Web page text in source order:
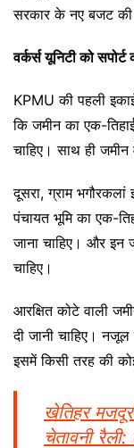
सरकार के नए बजट की
वर्कर्स यूनिटी को
KPMU की पहली
कि जमीन का एक-
चाहिए। साथ ही जमीन
दूसरा, ग्राम
पंचायत भूमि का एक-
जाना चाहिए। और इन
चाहिए।
आरक्षित कोटे वाली
दी जानी चाहिए।
इसमें किसी तरह की
खेतिहर
चेतावनी